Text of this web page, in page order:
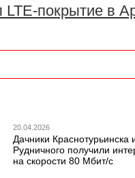
покрытие в
20.04.2026
Дачники Краснотурьинска
Рудничного получили
на скорости 80 Мбит/с